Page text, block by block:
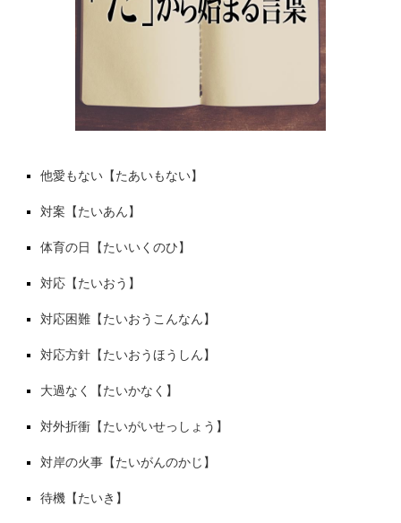
他愛もない【たあいもない】
対案【たいあん】
体育の日【たいいくのひ】
対応【たいおう】
対応困難【たいおうこんなん】
対応方針【たいおうほうしん】
大過なく【たいかなく】
対外折衝【たいがいせっしょう】
対岸の火事【たいがんのかじ】
待機【たいき】